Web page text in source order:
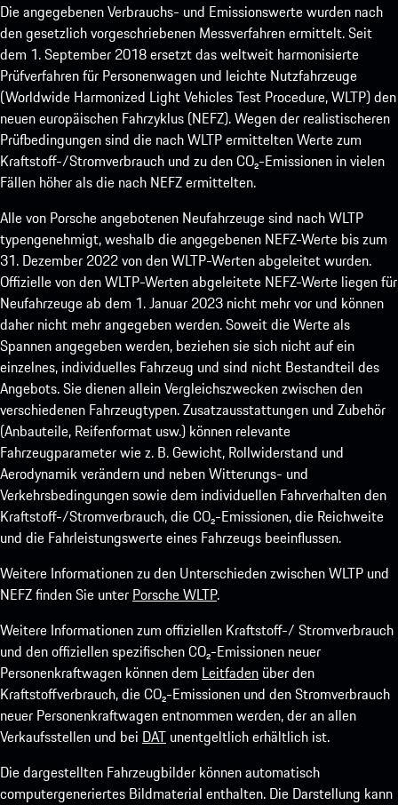
Die angegebenen Verbrauchs- und Emissionswerte wurden nach
den gesetzlich vorgeschriebenen Messverfahren ermittelt. Seit
dem 1. September 2018 ersetzt das weltweit harmonisierte
Prüfverfahren für Personenwagen und leichte Nutzfahrzeuge
(Worldwide Harmonized Light Vehicles Test Procedure, WLTP) den
neuen europäischen Fahrzyklus (NEFZ). Wegen der realistischeren
Prüfbedingungen sind die nach WLTP ermittelten Werte zum
Kraftstoff-/Stromverbrauch und zu den CO₂-Emissionen in vielen
Fällen höher als die nach NEFZ ermittelten.
Alle von Porsche angebotenen Neufahrzeuge sind nach WLTP
typengenehmigt, weshalb die angegebenen NEFZ-Werte bis zum
31. Dezember 2022 von den WLTP-Werten abgeleitet wurden.
Offizielle von den WLTP-Werten abgeleitete NEFZ-Werte liegen für
Neufahrzeuge ab dem 1. Januar 2023 nicht mehr vor und können
daher nicht mehr angegeben werden. Soweit die Werte als
Spannen angegeben werden, beziehen sie sich nicht auf ein
einzelnes, individuelles Fahrzeug und sind nicht Bestandteil des
Angebots. Sie dienen allein Vergleichszwecken zwischen den
verschiedenen Fahrzeugtypen. Zusatzausstattungen und Zubehör
(Anbauteile, Reifenformat usw.) können relevante
Fahrzeugparameter wie z. B. Gewicht, Rollwiderstand und
Aerodynamik verändern und neben Witterungs- und
Verkehrsbedingungen sowie dem individuellen Fahrverhalten den
Kraftstoff-/Stromverbrauch, die CO₂-Emissionen, die Reichweite
und die Fahrleistungswerte eines Fahrzeugs beeinflussen.
Weitere Informationen zu den Unterschieden zwischen WLTP und
NEFZ finden Sie unter Porsche WLTP.
Weitere Informationen zum offiziellen Kraftstoff-/ Stromverbrauch
und den offiziellen spezifischen CO₂-Emissionen neuer
Personenkraftwagen können dem Leitfaden über den
Kraftstoffverbrauch, die CO₂-Emissionen und den Stromverbrauch
neuer Personenkraftwagen entnommen werden, der an allen
Verkaufsstellen und bei DAT unentgeltlich erhältlich ist.
Die dargestellten Fahrzeugbilder können automatisch
computergeneriertes Bildmaterial enthalten. Die Darstellung kann